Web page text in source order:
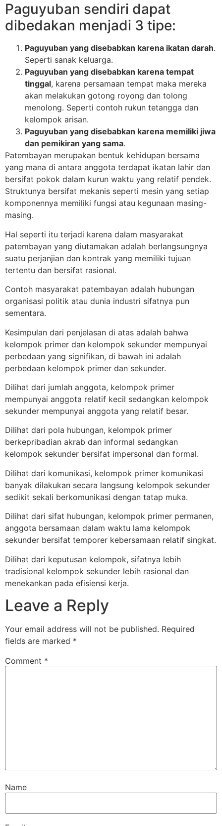
Paguyuban sendiri dapat
dibedakan menjadi 3 tipe:
Paguyuban yang disebabkan karena ikatan darah.
Seperti sanak keluarga.
Paguyuban yang disebabkan karena tempat
tinggal, karena persamaan tempat maka mereka
akan melakukan gotong royong dan tolong
menolong. Seperti contoh rukun tetangga dan
kelompok arisan.
Paguyuban yang disebabkan karena memiliki jiwa
dan pemikiran yang sama.
Patembayan merupakan bentuk kehidupan bersama
yang mana di antara anggota terdapat ikatan lahir dan
bersifat pokok dalam kurun waktu yang relatif pendek.
Struktunya bersifat mekanis seperti mesin yang setiap
komponennya memiliki fungsi atau kegunaan masing-
masing.
Hal seperti itu terjadi karena dalam masyarakat
patembayan yang diutamakan adalah berlangsungnya
suatu perjanjian dan kontrak yang memiliki tujuan
tertentu dan bersifat rasional.
Contoh masyarakat patembayan adalah hubungan
organisasi politik atau dunia industri sifatnya pun
sementara.
Kesimpulan dari penjelasan di atas adalah bahwa
kelompok primer dan kelompok sekunder mempunyai
perbedaan yang signifikan, di bawah ini adalah
perbedaan kelompok primer dan sekunder.
Dilihat dari jumlah anggota, kelompok primer
mempunyai anggota relatif kecil sedangkan kelompok
sekunder mempunyai anggota yang relatif besar.
Dilihat dari pola hubungan, kelompok primer
berkepribadian akrab dan informal sedangkan
kelompok sekunder bersifat impersonal dan formal.
Dilihat dari komunikasi, kelompok primer komunikasi
banyak dilakukan secara langsung kelompok sekunder
sedikit sekali berkomunikasi dengan tatap muka.
Dilihat dari sifat hubungan, kelompok primer permanen,
anggota bersamaan dalam waktu lama kelompok
sekunder bersifat temporer kebersamaan relatif singkat.
Dilihat dari keputusan kelompok, sifatnya lebih
tradisional kelompok sekunder lebih rasional dan
menekankan pada efisiensi kerja.
Leave a Reply
Your email address will not be published. Required
fields are marked *
Comment *
Name